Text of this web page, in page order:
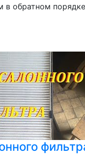
в обратном